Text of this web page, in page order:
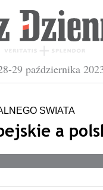
29 października
SWIATA
a